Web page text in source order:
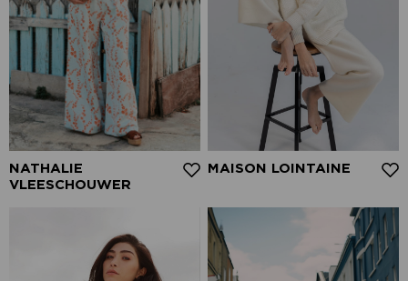
NATHALIE
VLEESCHOUWER
MAISON LOINTAINE